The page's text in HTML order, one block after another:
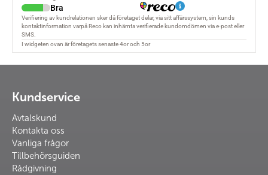
Kundservice
Avtalskund
Kontakta oss
Vanliga frågor
Tillbehörsguiden
Rådgivning